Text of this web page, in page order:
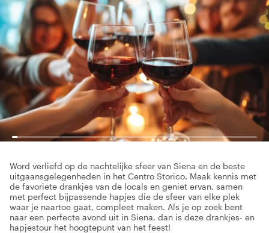
Word verliefd op de nachtelijke sfeer van Siena en de beste
uitgaansgelegenheden in het Centro Storico. Maak kennis met
de favoriete drankjes van de locals en geniet ervan, samen
met perfect bijpassende hapjes die de sfeer van elke plek
waar je naartoe gaat, compleet maken. Als je op zoek bent
naar een perfecte avond uit in Siena, dan is deze drankjes- en
hapjestour het hoogtepunt van het feest!